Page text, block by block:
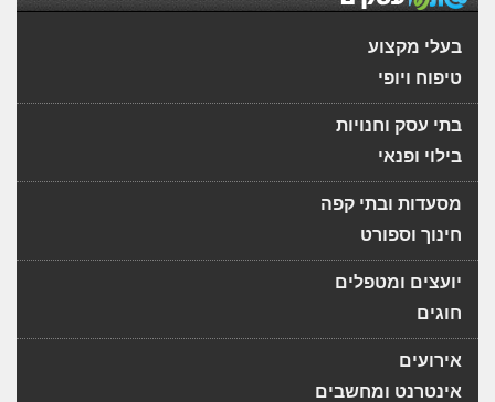
בעלי מקצוע
טיפוח ויופי
בתי עסק וחנויות
בילוי ופנאי
מסעדות ובתי קפה
חינוך וספורט
יועצים ומטפלים
חוגים
אירועים
אינטרנט ומחשבים